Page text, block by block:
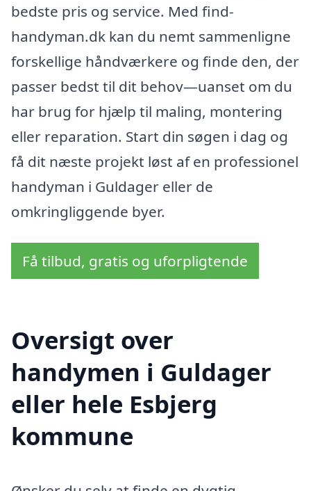
bedste pris og service. Med find-
handyman.dk kan du nemt sammenligne
forskellige håndværkere og finde den, der
passer bedst til dit behov—uanset om du
har brug for hjælp til maling, montering
eller reparation. Start din søgen i dag og
få dit næste projekt løst af en professionel
handyman i Guldager eller de
omkringliggende byer.
Få tilbud, gratis og uforpligtende
Oversigt over
handymen i Guldager
eller hele Esbjerg
kommune